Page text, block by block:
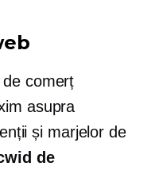
comerț
asupra
și marjelor de
de